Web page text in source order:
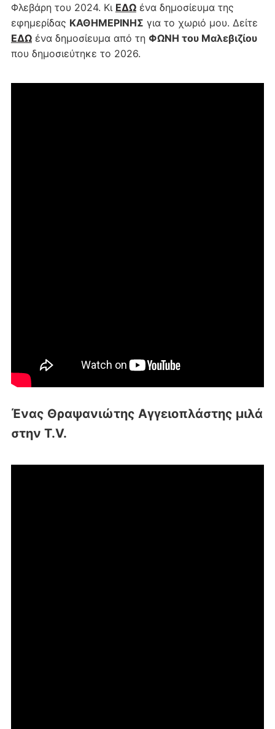
Φλεβάρη του 2024. Κι ΕΔΩένα δημοσίευμα της
εφημερίδας ΚΑΘΗΜΕΡΙΝΗΣ για το χωριό μου. Δείτε
ΕΔΩένα δημοσίευμα από τη ΦΩΝΗ του Μαλεβιζίου
που δημοσιεύτηκε το 2026.
Ένας Θραψανιώτης Αγγειοπλάστης μιλά
στην T.V.